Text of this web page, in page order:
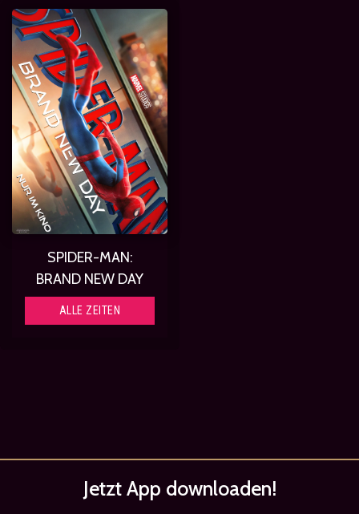
SPIDER-MAN:
BRAND NEW DAY
ALLE ZEITEN
Jetzt App downloaden!